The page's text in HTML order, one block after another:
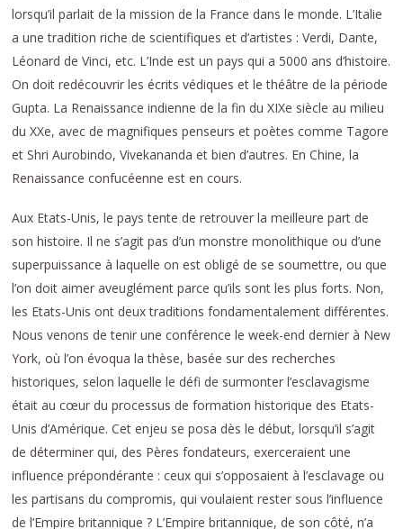
lorsqu’il parlait de la mission de la France dans le monde. L’Italie
a une tradition riche de scientifiques et d’artistes : Verdi, Dante,
Léonard de Vinci, etc. L’Inde est un pays qui a 5000 ans d’histoire.
On doit redécouvrir les écrits védiques et le théâtre de la période
Gupta. La Renaissance indienne de la fin du XIXe siècle au milieu
du XXe, avec de magnifiques penseurs et poètes comme Tagore
et Shri Aurobindo, Vivekananda et bien d’autres. En Chine, la
Renaissance confucéenne est en cours.
Aux Etats-Unis, le pays tente de retrouver la meilleure part de
son histoire. Il ne s’agit pas d’un monstre monolithique ou d’une
superpuissance à laquelle on est obligé de se soumettre, ou que
l’on doit aimer aveuglément parce qu’ils sont les plus forts. Non,
les Etats-Unis ont deux traditions fondamentalement différentes.
Nous venons de tenir une conférence le week-end dernier à New
York, où l’on évoqua la thèse, basée sur des recherches
historiques, selon laquelle le défi de surmonter l’esclavagisme
était au cœur du processus de formation historique des Etats-
Unis d’Amérique. Cet enjeu se posa dès le début, lorsqu’il s’agit
de déterminer qui, des Pères fondateurs, exerceraient une
influence prépondérante : ceux qui s’opposaient à l’esclavage ou
les partisans du compromis, qui voulaient rester sous l’influence
de l’Empire britannique ? L’Empire britannique, de son côté, n’a